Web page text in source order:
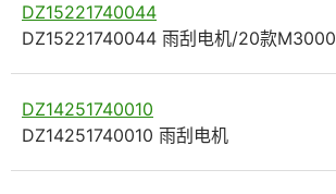
DZ15221740044
DZ15221740044 雨刮电机/20款M3000
DZ14251740010
DZ14251740010 雨刮电机